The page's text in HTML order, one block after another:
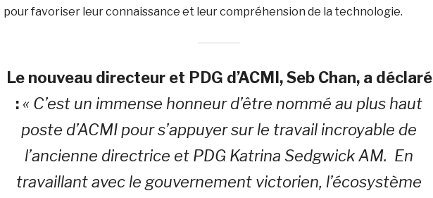
pour favoriser leur connaissance et leur compréhension de la technologie.
Le nouveau directeur et PDG d’ACMI, Seb Chan, a déclaré
: « C’est un immense honneur d’être nommé au plus haut
poste d’ACMI pour s’appuyer sur le travail incroyable de
l’ancienne directrice et PDG Katrina Sedgwick AM. En
travaillant avec le gouvernement victorien, l’écosystème